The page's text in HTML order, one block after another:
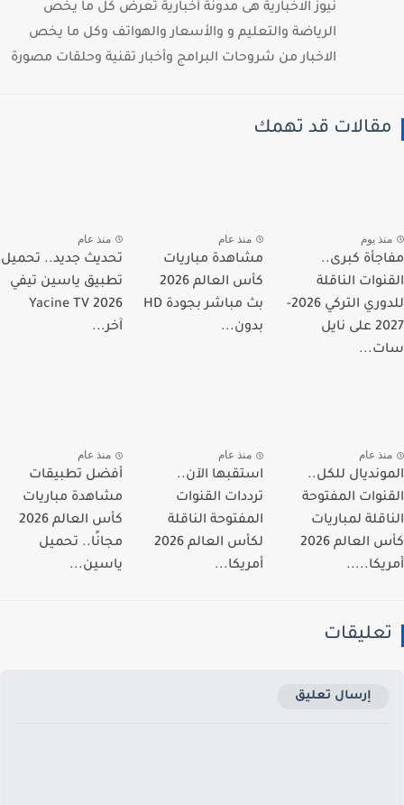
نيوز الاخبارية هى مدونة أخبارية تعرض كل ما يخص
الرياضة والتعليم و والأسعار والهواتف وكل ما يخص
الاخبار من شروحات البرامج وأخبار تقنية وحلقات مصورة
قد تهمك
يوم
كبرى..
الناقلة
للدوري التركي 2026-
2027 على نايل
منذ عام
مشاهدة مباريات
كأس العالم 2026
بث مباشر بجودة HD
بدون...
منذ عام
تحديث جديد.. تحميل
تطبيق ياسين تيفي
Yacine TV 2026
آخر...
عام
للكل..
المفتوحة
لمباريات
كأس العالم 2026
منذ عام
استقبها الآن..
ترددات القنوات
المفتوحة الناقلة
لكأس العالم 2026
أمريكا...
منذ عام
أفضل تطبيقات
مشاهدة مباريات
كأس العالم 2026
مجانًا.. تحميل
ياسين...
إرسال تعليق